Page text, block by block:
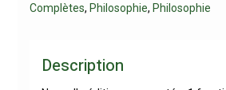
Complètes, Philosophie, Philosophie
Description